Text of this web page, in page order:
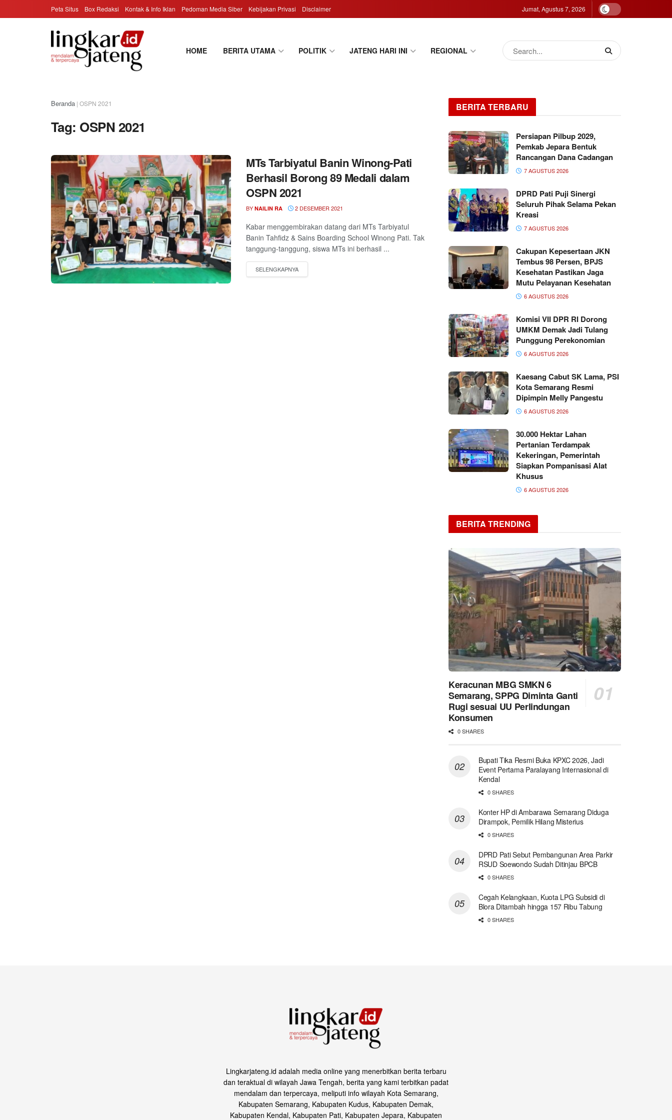
Peta Situs Box Redaksi Kontak & Info Iklan Pedoman Media Siber Kebijakan Privasi Disclaimer Jumat, Agustus 7, 2026
HOME BERITA UTAMA POLITIK JATENG HARI INI REGIONAL
Beranda | OSPN 2021
Tag: OSPN 2021
MTs Tarbiyatul Banin Winong-Pati
Berhasil Borong 89 Medali dalam
OSPN 2021
BY NAILIN RA 2 DESEMBER 2021
Kabar menggembirakan datang dari MTs Tarbiyatul
Banin Tahfidz & Sains Boarding School Winong Pati. Tak
tanggung-tanggung, siswa MTs ini berhasil ...
BERITA TERBARU
Persiapan Pilbup 2029,
Pemkab Jepara Bentuk
Rancangan Dana Cadangan
7 AGUSTUS 2026
DPRD Pati Puji Sinergi
Seluruh Pihak Selama Pekan
Kreasi
7 AGUSTUS 2026
Cakupan Kepesertaan JKN
Tembus 98 Persen, BPJS
Kesehatan Pastikan Jaga
Mutu Pelayanan Kesehatan
6 AGUSTUS 2026
Komisi VII DPR RI Dorong
UMKM Demak Jadi Tulang
Punggung Perekonomian
6 AGUSTUS 2026
Kaesang Cabut SK Lama, PSI
Kota Semarang Resmi
Dipimpin Melly Pangestu
6 AGUSTUS 2026
30.000 Hektar Lahan
Pertanian Terdampak
Kekeringan, Pemerintah
Siapkan Pompanisasi Alat
Khusus
6 AGUSTUS 2026
BERITA TRENDING
Keracunan MBG SMKN 6
Semarang, SPPG Diminta Ganti
Rugi sesuai UU Perlindungan
Konsumen
0 SHARES
Bupati Tika Resmi Buka KPXC 2026, Jadi
Event Pertama Paralayang Internasional di
Kendal
0 SHARES
Konter HP di Ambarawa Semarang Diduga
Dirampok, Pemilik Hilang Misterius
0 SHARES
DPRD Pati Sebut Pembangunan Area Parkir
RSUD Soewondo Sudah Ditinjau BPCB
0 SHARES
Cegah Kelangkaan, Kuota LPG Subsidi di
Blora Ditambah hingga 157 Ribu Tabung
0 SHARES
Lingkarjateng.id adalah media online yang menerbitkan berita terbaru
dan teraktual di wilayah Jawa Tengah, berita yang kami terbitkan padat
mendalam dan terpercaya, meliputi info wilayah Kota Semarang,
Kabupaten Semarang, Kabupaten Kudus, Kabupaten Demak,
Kabupaten Kendal, Kabupaten Pati, Kabupaten Jepara, Kabupaten